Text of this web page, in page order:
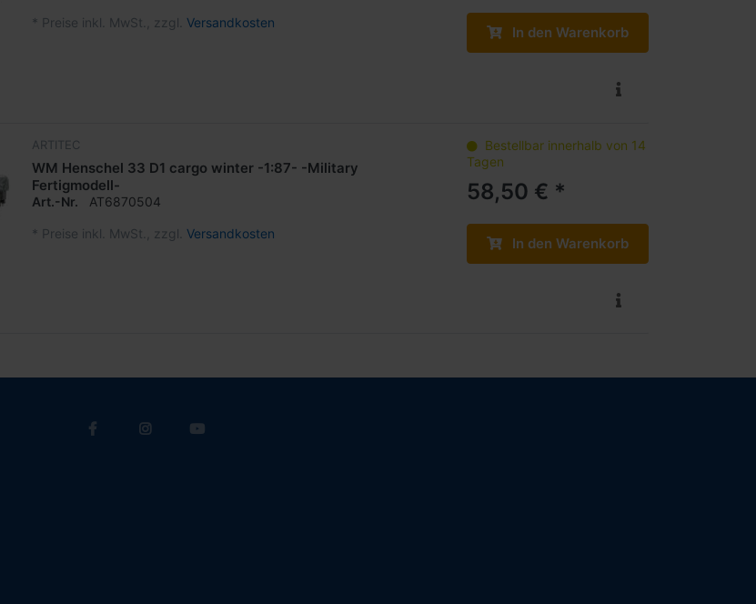
* Preise inkl. MwSt., zzgl. Versandkosten
In den Warenkorb
ARTITEC
WM Henschel 33 D1 cargo winter -1:87- -Military
Fertigmodell-
Art.-Nr. AT6870504
* Preise inkl. MwSt., zzgl. Versandkosten
Bestellbar innerhalb von 14
Tagen
58,50 € *
In den Warenkorb